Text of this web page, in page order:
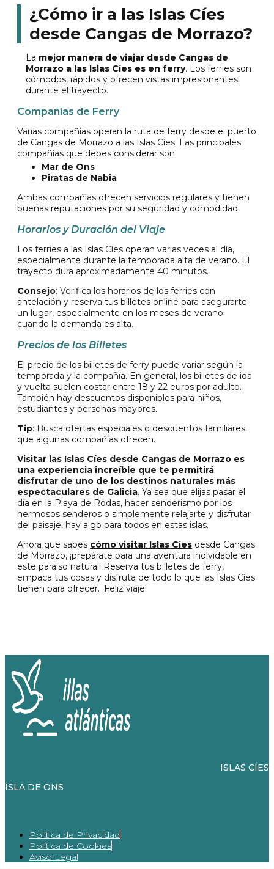
¿Cómo ir a las Islas Cíes
desde Cangas de Morrazo?
La mejor manera de viajar desde Cangas de
Morrazo a las Islas Cíes es en ferry. Los ferries son
cómodos, rápidos y ofrecen vistas impresionantes
durante el trayecto.
Compañías de Ferry
Varias compañías operan la ruta de ferry desde el puerto
de Cangas de Morrazo a las Islas Cíes. Las principales
compañías que debes considerar son:
Mar de Ons
Piratas de Nabia
Ambas compañías ofrecen servicios regulares y tienen
buenas reputaciones por su seguridad y comodidad.
Horarios y Duración del Viaje
Los ferries a las Islas Cíes operan varias veces al día,
especialmente durante la temporada alta de verano. El
trayecto dura aproximadamente 40 minutos.
Consejo: Verifica los horarios de los ferries con
antelación y reserva tus billetes online para asegurarte
un lugar, especialmente en los meses de verano
cuando la demanda es alta.
Precios de los Billetes
El precio de los billetes de ferry puede variar según la
temporada y la compañía. En general, los billetes de ida
y vuelta suelen costar entre 18 y 22 euros por adulto.
También hay descuentos disponibles para niños,
estudiantes y personas mayores.
Tip: Busca ofertas especiales o descuentos familiares
que algunas compañías ofrecen.
Visitar las Islas Cíes desde Cangas de Morrazo es
una experiencia increíble que te permitirá
disfrutar de uno de los destinos naturales más
espectaculares de Galicia. Ya sea que elijas pasar el
día en la Playa de Rodas, hacer senderismo por los
hermosos senderos o simplemente relajarte y disfrutar
del paisaje, hay algo para todos en estas islas.
Ahora que sabes cómo visitar Islas Cíes desde Cangas
de Morrazo, ¡prepárate para una aventura inolvidable en
este paraíso natural! Reserva tus billetes de ferry,
empaca tus cosas y disfruta de todo lo que las Islas Cíes
tienen para ofrecer. ¡Feliz viaje!
ISLAS CÍES
ISLA DE ONS
Política de Privacidad
Política de Cookies
Aviso Legal